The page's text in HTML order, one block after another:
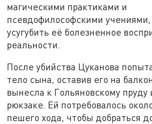
магическими практиками и
псевдофилософскими учениями,
усугубить её болезненное
реальности.
После убийства Цуканова
тело сына, оставив его на
вынесла к Гольяновскому пруду
рюкзаке. Ей потребовалось
пешего хода, чтобы добраться